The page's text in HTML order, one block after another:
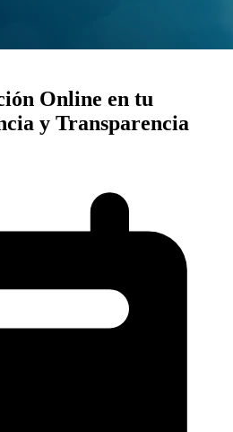
Online en tu
y Transparencia